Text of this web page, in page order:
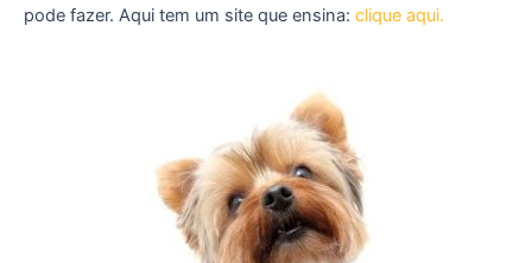
pode fazer. Aqui tem um site que ensina: clique aqui.